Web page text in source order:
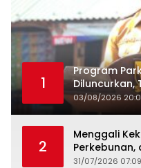
1
Program
Diluncurkan,
03/08/2026
2
Menggali
Perkebunan,
31/07/2026